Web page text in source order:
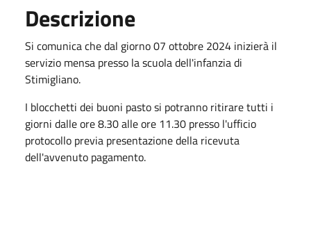
Descrizione
Si comunica che dal giorno 07 ottobre 2024 inizierà il
servizio mensa presso la scuola dell'infanzia di
Stimigliano.
I blocchetti dei buoni pasto si potranno ritirare tutti i
giorni dalle ore 8.30 alle ore 11.30 presso l'ufficio
protocollo previa presentazione della ricevuta
dell'avvenuto pagamento.